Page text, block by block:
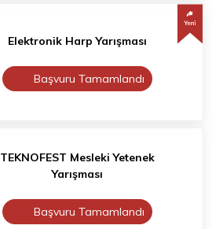
Elektronik Harp Yarışması
Başvuru Tamamlandı
TEKNOFEST Mesleki Yetenek
Yarışması
Başvuru Tamamlandı